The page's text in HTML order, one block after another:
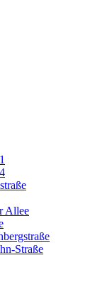
Allee
Straße